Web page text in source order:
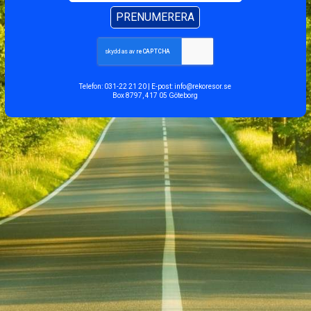
PRENUMERERA
Telefon: 031-22 21 20 | E-post:info@rekoresor.se
Box 8797, 417 05 Göteborg